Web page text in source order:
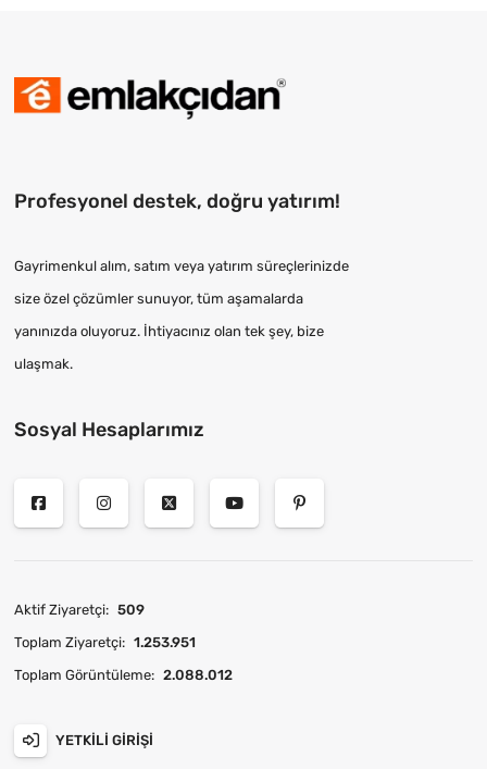
Profesyonel destek, doğru yatırım!
Gayrimenkul alım, satım veya yatırım süreçlerinizde
size özel çözümler sunuyor, tüm aşamalarda
yanınızda oluyoruz. İhtiyacınız olan tek şey, bize
ulaşmak.
Sosyal Hesaplarımız
Aktif Ziyaretçi: 509
Toplam Ziyaretçi: 1.253.951
Toplam Görüntüleme: 2.088.012
YETKILI GIRIŞI